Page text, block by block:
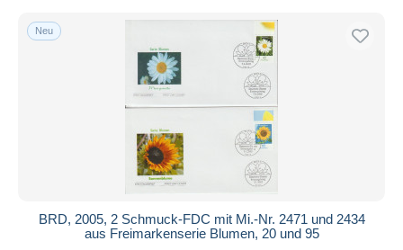
Neu
BRD, 2005, 2 Schmuck-FDC mit Mi.-Nr. 2471 und 2434
aus Freimarkenserie Blumen, 20 und 95